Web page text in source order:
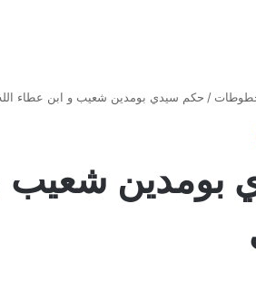
/ حكم سيدي بومدين شعيب و ابن عطاء
شعيب